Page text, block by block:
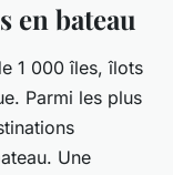
en bateau
1 000 îles, îlots
Parmi les plus
Une